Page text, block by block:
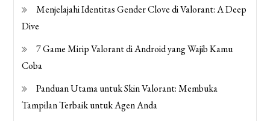
Menjelajahi Identitas Gender Clove di Valorant: A Deep
Dive
7 Game Mirip Valorant di Android yang Wajib Kamu
Coba
Panduan Utama untuk Skin Valorant: Membuka
Tampilan Terbaik untuk Agen Anda